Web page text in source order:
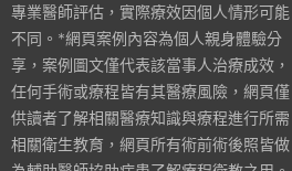
專業醫師評估，實際療效因個人情形可能
不同。*網頁案例內容為個人親身體驗分
享，案例圖文僅代表該當事人治療成效，
任何手術或療程皆有其醫療風險，網頁僅
供讀者了解相關醫療知識與療程進行所需
相關衛生教育，網頁所有術前術後照皆做